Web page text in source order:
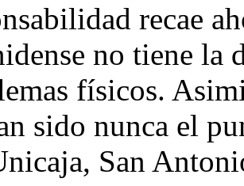
recae
no tiene la
físicos.
sido nunca el
San